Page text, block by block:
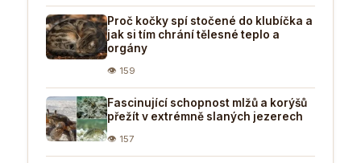
Proč kočky spí stočené do klubíčka a
jak si tím chrání tělesné teplo a
orgány
👁 159
Fascinující schopnost mlžů a korýšů
přežít v extrémně slaných jezerech
👁 157